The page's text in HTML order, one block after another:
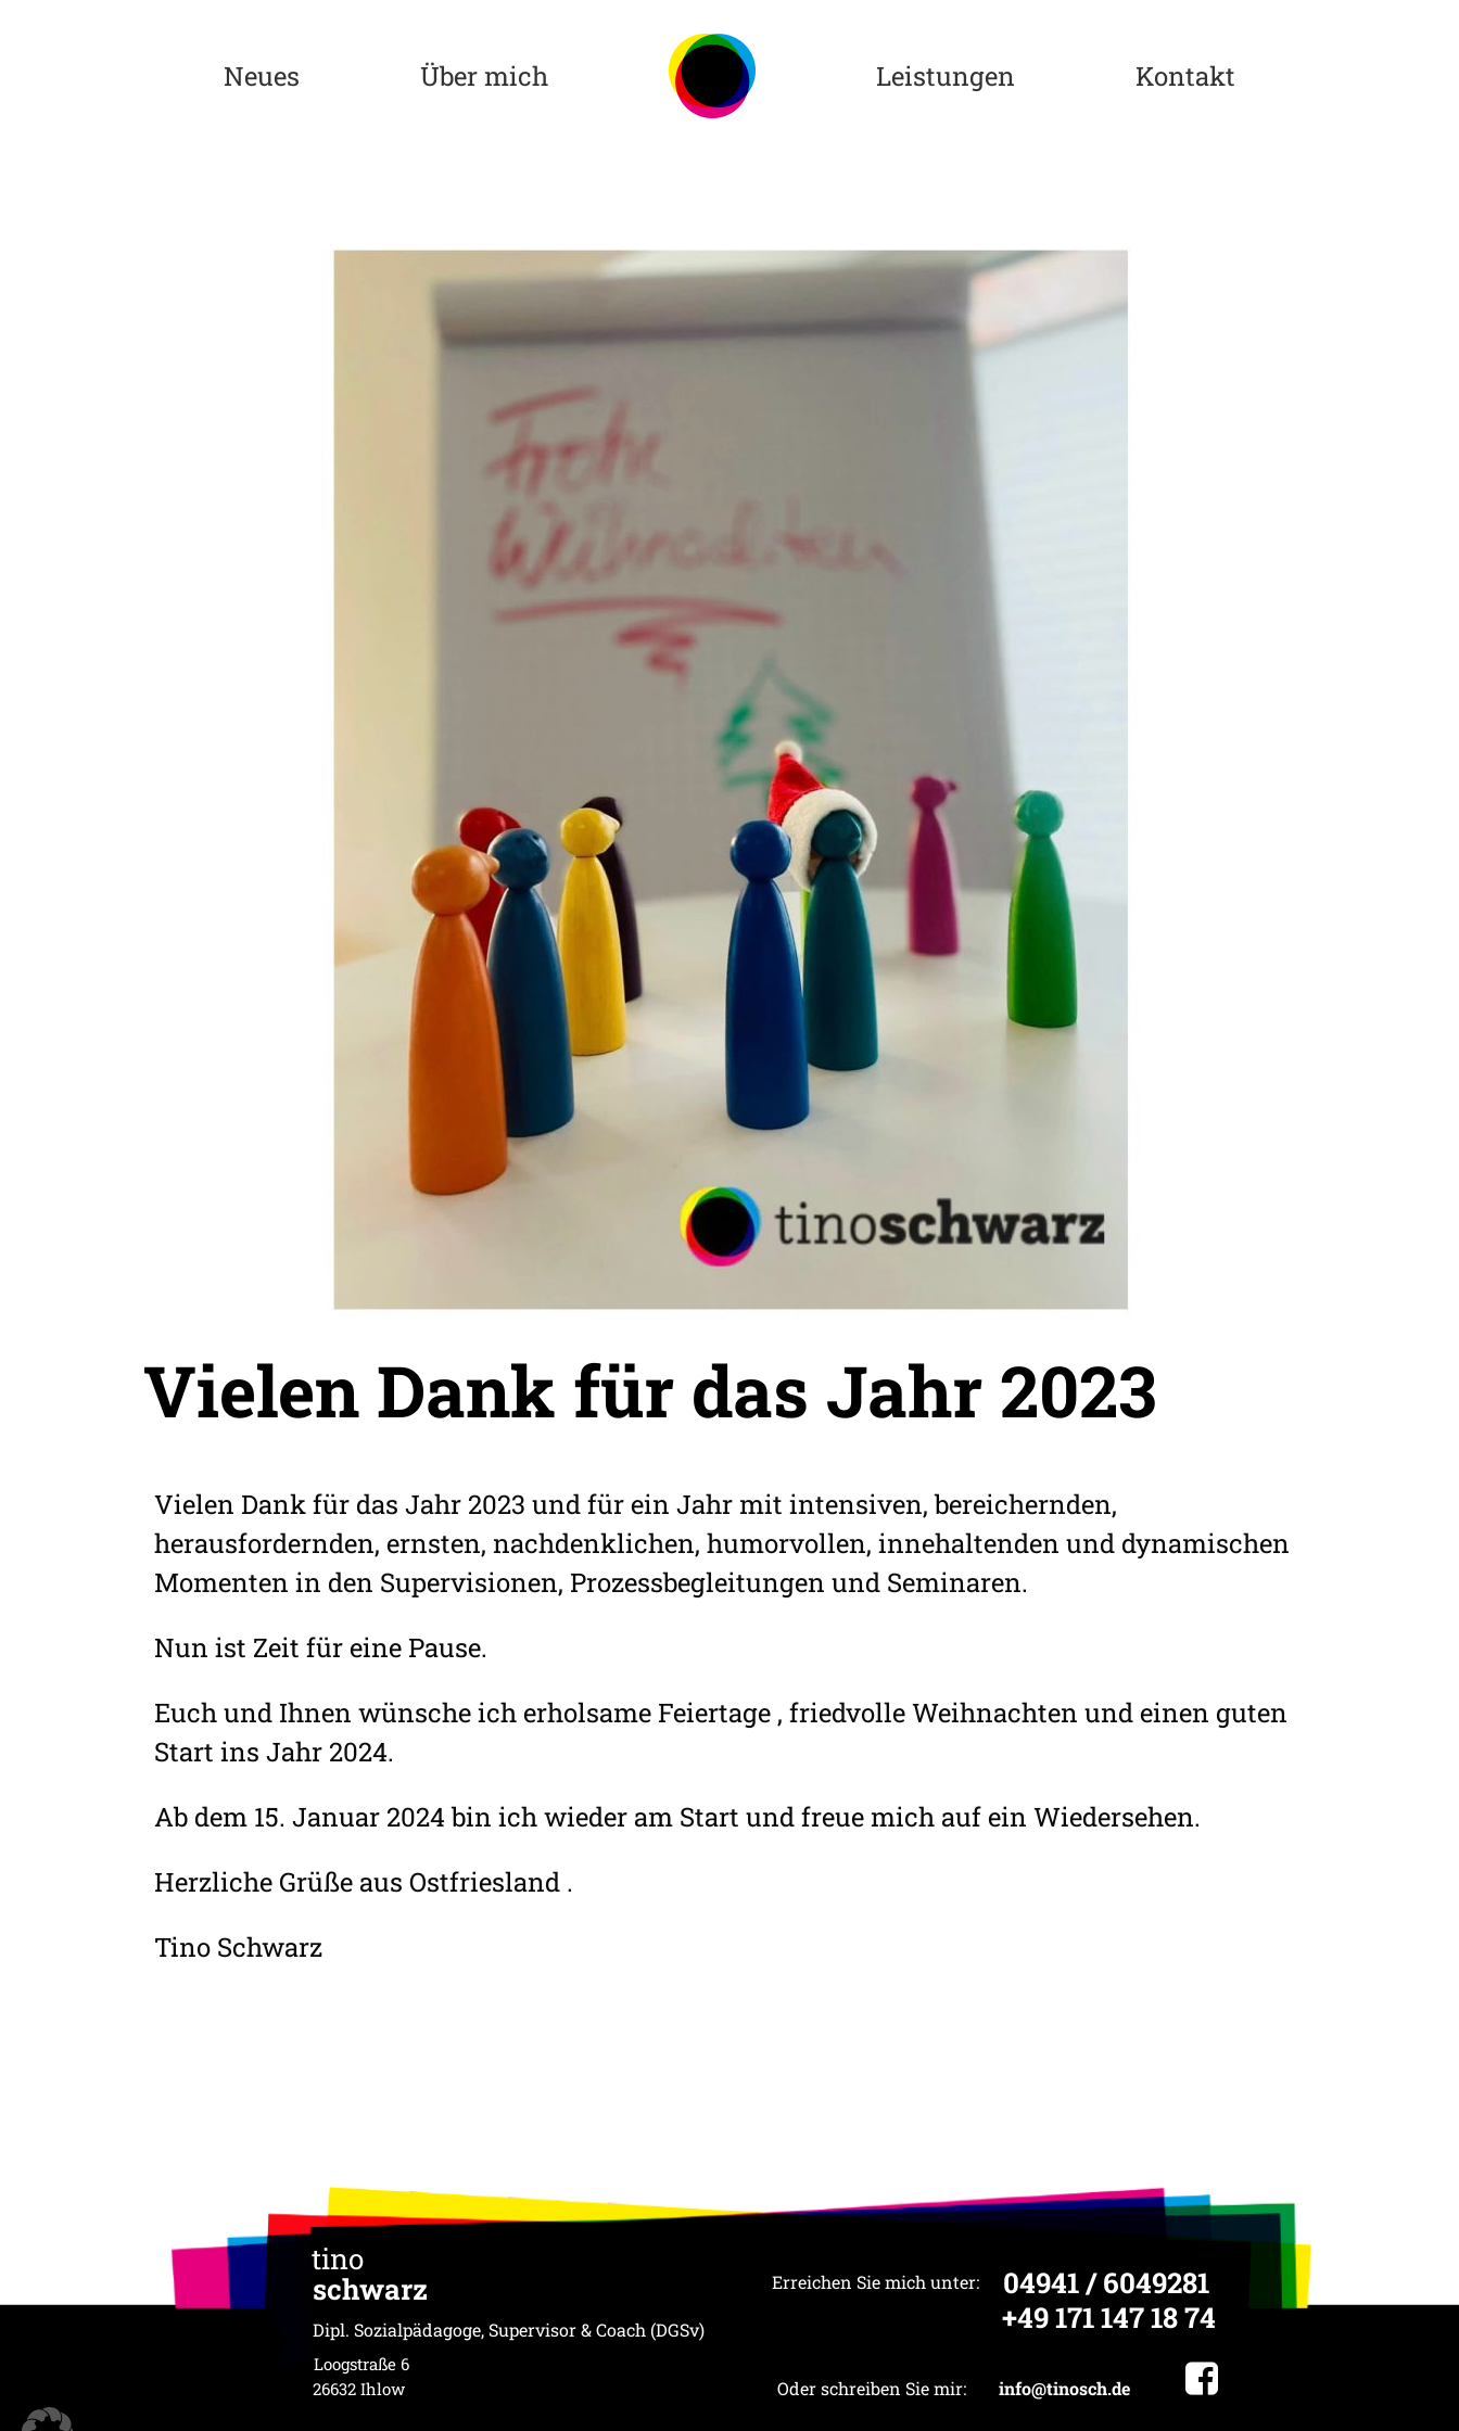
Neues Über mich Leistungen Kontakt
Vielen Dank für das Jahr 2023
Vielen Dank für das Jahr 2023 und für ein Jahr mit intensiven, bereichernden,
herausfordernden, ernsten, nachdenklichen, humorvollen, innehaltenden und dynamischen
Momenten in den Supervisionen, Prozessbegleitungen und Seminaren.
Nun ist Zeit für eine Pause.
Euch und Ihnen wünsche ich erholsame Feiertage , friedvolle Weihnachten und einen guten
Start ins Jahr 2024.
Ab dem 15. Januar 2024 bin ich wieder am Start und freue mich auf ein Wiedersehen.
Herzliche Grüße aus Ostfriesland .
Tino Schwarz
tino
Dipl. Sozialpädagoge, Supervisor & Coach (DGSv)
schwarz
26632 Ihlow
Loogstraße 6
Erreichen Sie mich unter:
04941 / 6049281
+49 171 147 18 74
Oder schreiben Sie mir: info@tinosch.de